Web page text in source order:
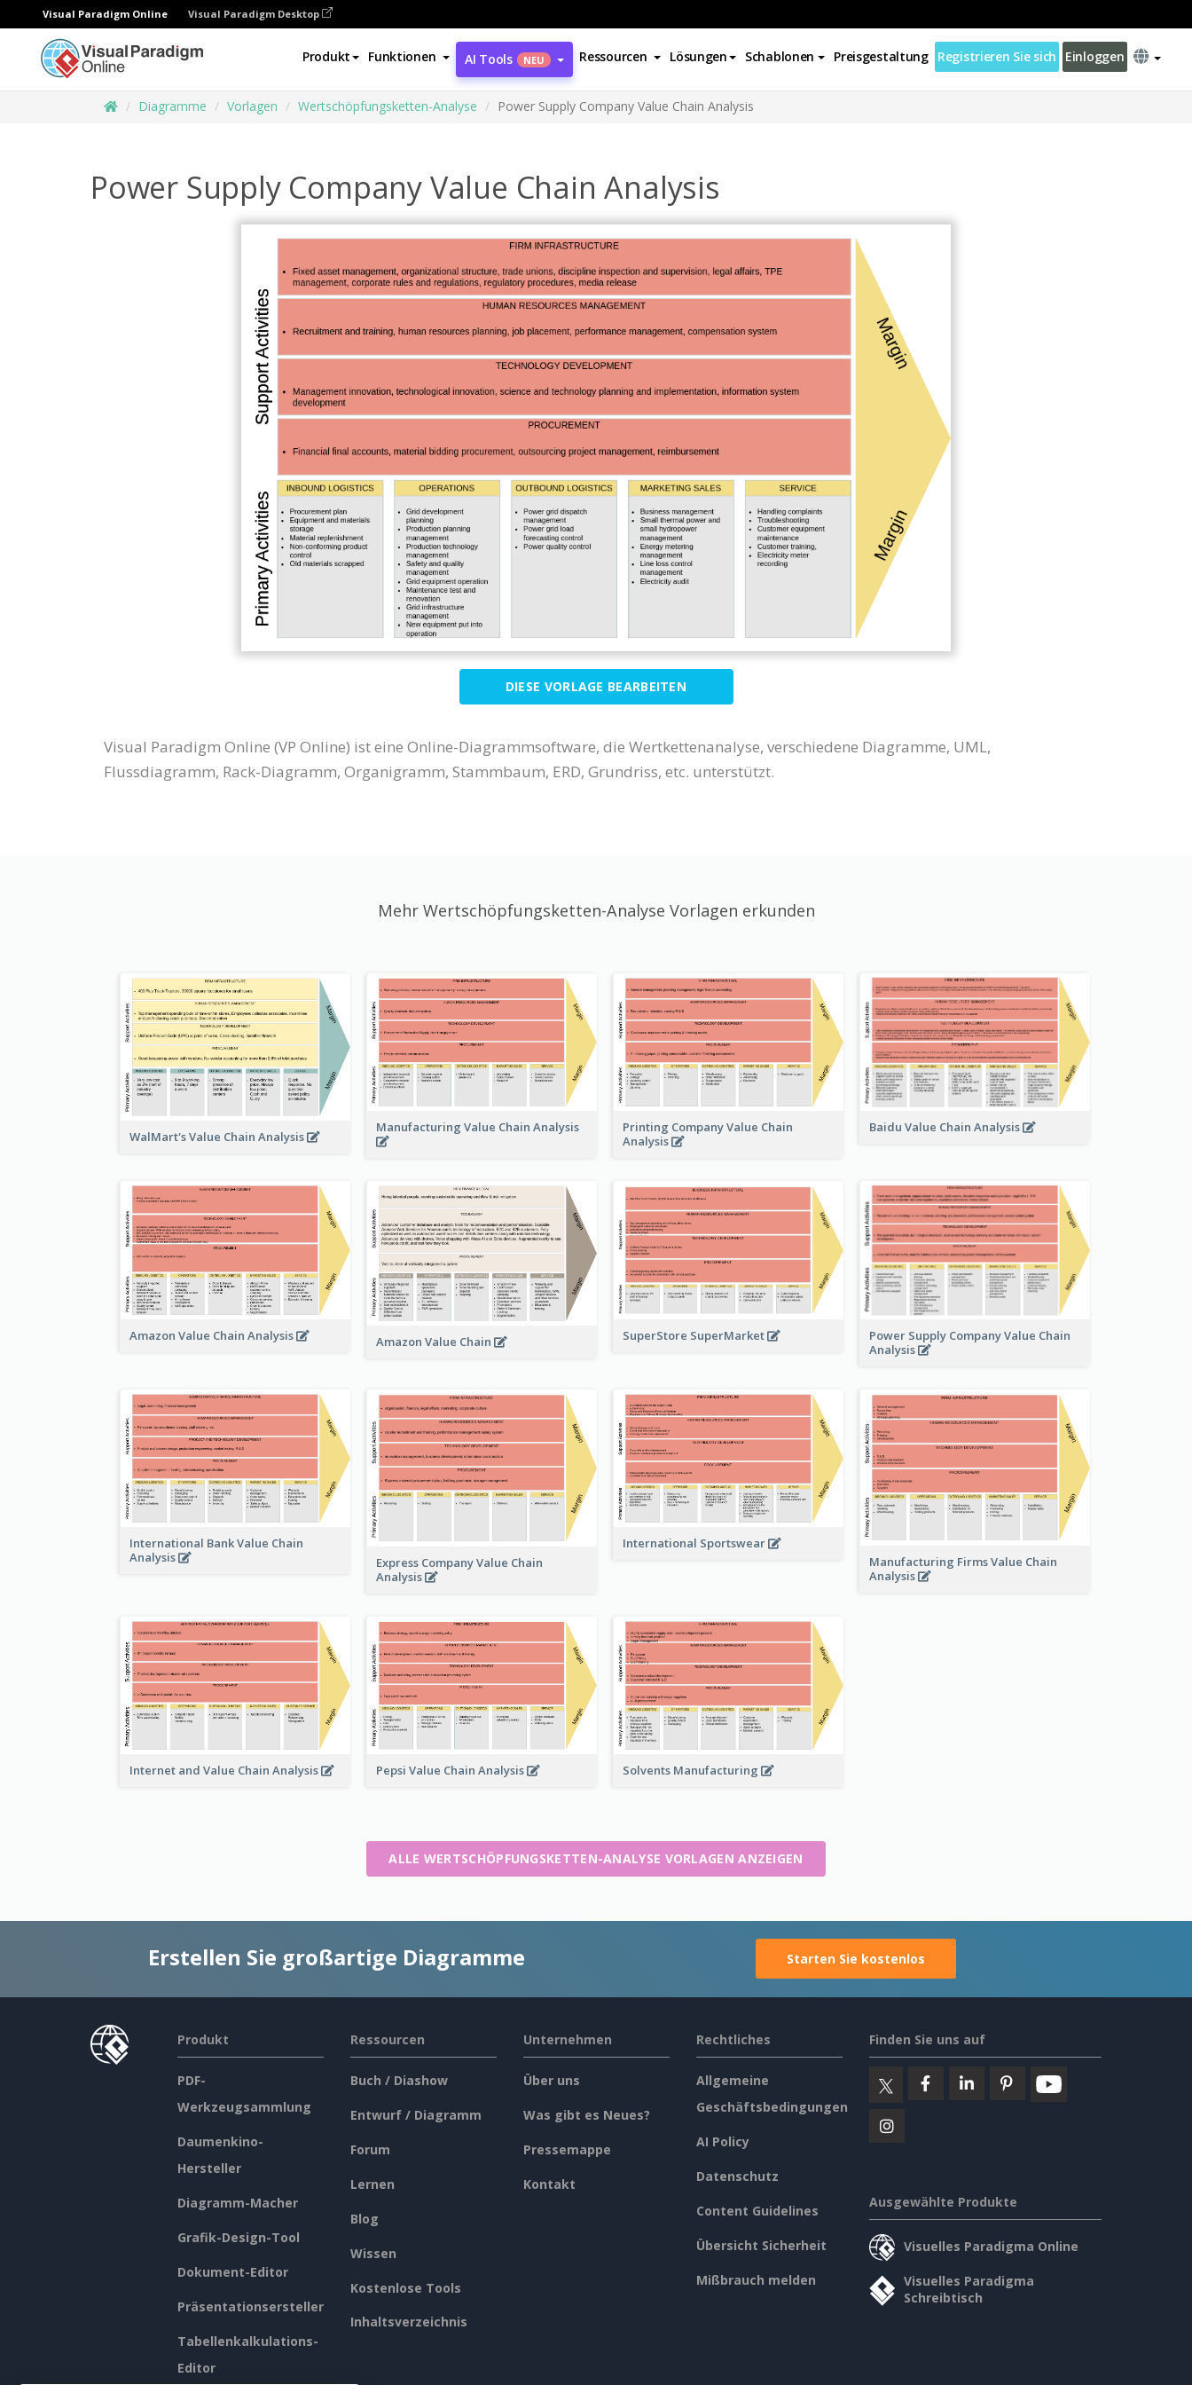
Visual Paradigm Online Visual Paradigm Desktop
Produkt Funktionen AI Tools NEU Ressourcen Lösungen Schablonen Preisgestaltung Registrieren Sie sich Einloggen
Diagramme Vorlagen Wertschöpfungsketten-Analyse Power Supply Company Value Chain Analysis
Power Supply Company Value Chain Analysis
DIESE VORLAGE BEARBEITEN
Visual Paradigm Online (VP Online) ist eine Online-Diagrammsoftware, die Wertkettenanalyse, verschiedene Diagramme, UML,
Flussdiagramm, Rack-Diagramm, Organigramm, Stammbaum, ERD, Grundriss, etc. unterstützt.
Mehr Wertschöpfungsketten-Analyse Vorlagen erkunden
WalMart's Value Chain Analysis
Manufacturing Value Chain Analysis
Printing Company Value Chain
Analysis
Baidu Value Chain Analysis
Amazon Value Chain Analysis Amazon Value Chain SuperStore SuperMarket
Power Supply Company Value Chain
Analysis
International Bank Value Chain
Analysis
Express Company Value Chain
Analysis
International Sportswear
Manufacturing Firms Value Chain
Analysis
Internet and Value Chain Analysis Pepsi Value Chain Analysis Solvents Manufacturing
ALLE WERTSCHÖPFUNGSKETTEN-ANALYSE VORLAGEN ANZEIGEN
Erstellen Sie großartige Diagramme Starten Sie kostenlos
Produkt
PDF-
Werkzeugsammlung
Daumenkino-
Hersteller
Diagramm-Macher
Grafik-Design-Tool
Dokument-Editor
Präsentationsersteller
Tabellenkalkulations-
Editor
Ressourcen
Buch / Diashow
Entwurf / Diagramm
Forum
Lernen
Blog
Wissen
Kostenlose Tools
Inhaltsverzeichnis
Unternehmen
Über uns
Was gibt es Neues?
Pressemappe
Kontakt
Rechtliches
Allgemeine
Geschäftsbedingungen
AI Policy
Datenschutz
Content Guidelines
Übersicht Sicherheit
Mißbrauch melden
Finden Sie uns auf
Ausgewählte Produkte
Visuelles Paradigma Online
Visuelles Paradigma
Schreibtisch